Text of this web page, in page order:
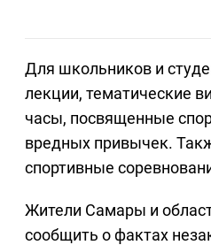
Для школьников и
лекции, тематические
часы, посвященные
вредных привычек.
спортивные
Жители Самары и
сообщить о фактах